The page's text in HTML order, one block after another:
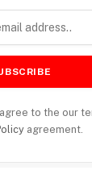
to the our
agreement.